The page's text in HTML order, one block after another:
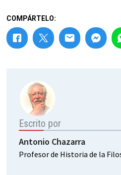
COMPÁRTELO:
Escrito por
Antonio Chazarra
Profesor de Historia de la